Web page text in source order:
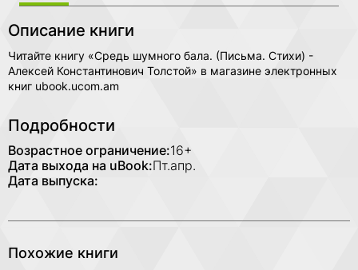
Описание книги
Читайте книгу «Средь шумного бала. (Письма. Стихи) -
Алексей Константинович Толстой» в магазине электронных
книг ubook.ucom.am
Подробности
Возрастное ограничение:16+
Дата выхода на uBook:Пт.апр.
Дата выпуска:
Похожие книги